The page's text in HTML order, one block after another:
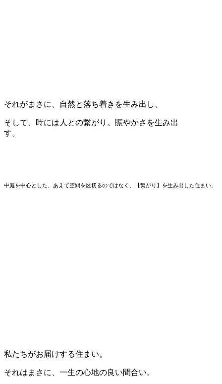
それがまさに、自然と落ち着きを生み出し、
そして、時には人との繋がり。賑やかさを生み出
す。
中庭を中心とした、あえて空間を区切るのではなく、【繋がり】を生み出した住まい。
私たちがお届けする住まい。
それはまさに、一生の心地の良い間合い。